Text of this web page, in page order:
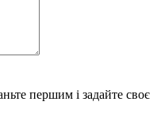
першим і задайте своє